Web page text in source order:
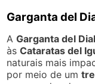
Garganta del
AGarganta del
àsCataratas del
naturais mais
por meio de um